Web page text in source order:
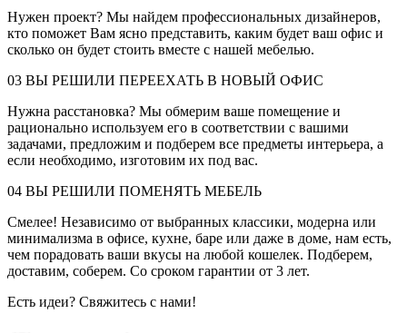
Нужен проект? Мы найдем профессиональных дизайнеров,
кто поможет Вам ясно представить, каким будет ваш офис и
сколько он будет стоить вместе с нашей мебелью.
03 ВЫ РЕШИЛИ ПЕРЕЕХАТЬ В НОВЫЙ ОФИС
Нужна расстановка? Мы обмерим ваше помещение и
рационально используем его в соответствии с вашими
задачами, предложим и подберем все предметы интерьера, а
если необходимо, изготовим их под вас.
04 ВЫ РЕШИЛИ ПОМЕНЯТЬ МЕБЕЛЬ
Смелее! Независимо от выбранных классики, модерна или
минимализма в офисе, кухне, баре или даже в доме, нам есть,
чем порадовать ваши вкусы на любой кошелек. Подберем,
доставим, соберем. Со сроком гарантии от 3 лет.
Есть идеи? Свяжитесь с нами!